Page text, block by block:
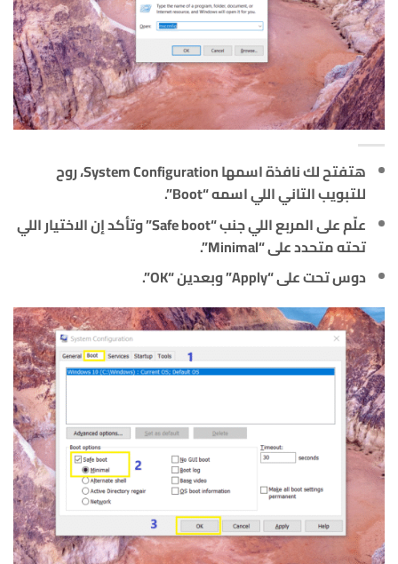
هتفتح لك نافذة اسمها System Configuration، روح
للتبويب التاني اللي اسمه “Boot”.
علّم على المربع اللي جنب “Safe boot” وتأكد إن الاختيار اللي
تحته متحدد على “Minimal”.
دوس تحت على “Apply” وبعدين “OK”.